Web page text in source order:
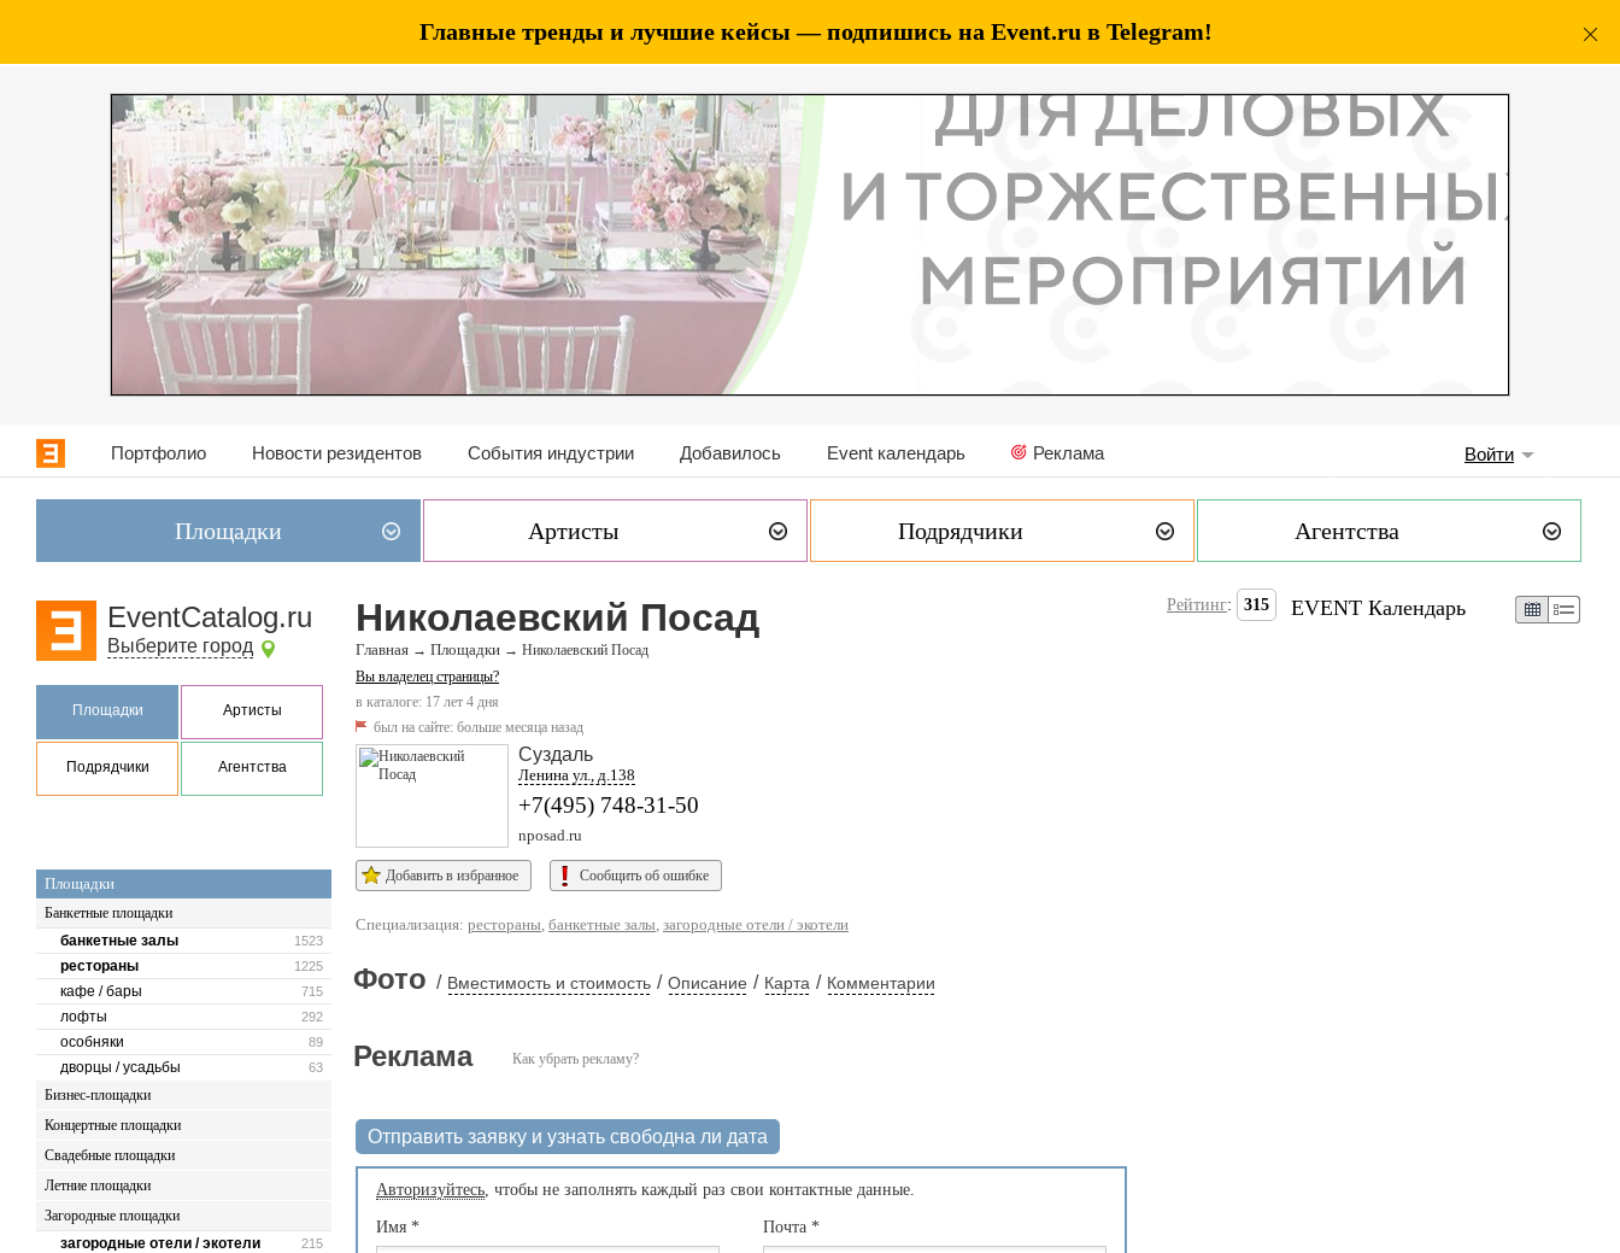
Главные тренды и лучшие кейсы — подпишись на Event.ru в Telegram!
Портфолио Новости резидентов События индустрии Добавилось Event календарь Реклама Войти
Площадки Артисты Подрядчики Агентства
EventCatalog.ru
Выберите город
Площадки Артисты
Подрядчики Агентства
Площадки
Банкетные площадки
1523
банкетные залы
1225
рестораны
715
кафе / бары
292
лофты
89
особняки
63
дворцы / усадьбы
Бизнес-площадки
Концертные площадки
Свадебные площадки
Летние площадки
Загородные площадки
215
загородные отели / экотели
Николаевский Посад
Главная → Площадки → Николаевский Посад
Вы владелец страницы?
в каталоге: 17 лет 4 дня
был на сайте: больше месяца назад
Рейтинг: 315
Суздаль
Ленина ул., д.138
+7(495) 748-31-50
nposad.ru
Добавить в избранное Сообщить об ошибке
Специализация: рестораны, банкетные залы, загородные отели / экотели
Фото / Вместимость и стоимость / Описание / Карта / Комментарии
Как убрать рекламу?
Реклама
Отправить заявку и узнать свободна ли дата
Авторизуйтесь, чтобы не заполнять каждый раз свои контактные данные.
Имя * Почта*
EVENT Календарь